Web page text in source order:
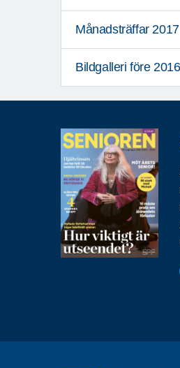
Månadsträffar 2017
Bildgalleri före 2016